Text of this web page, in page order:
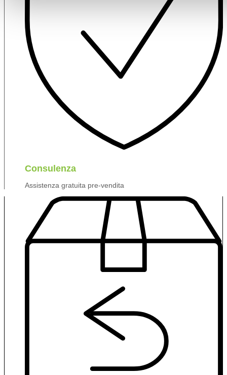
Consulenza
Assistenza gratuita pre-vendita